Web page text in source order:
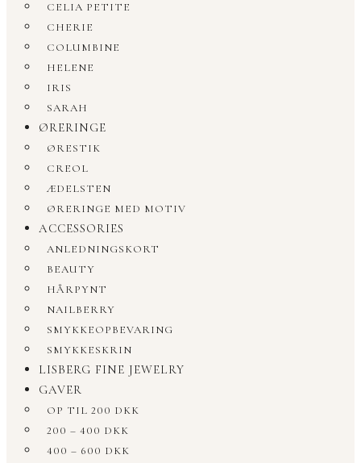
CELIA PETITE
CHERIE
COLUMBINE
HELENE
IRIS
SARAH
ØRERINGE
ØRESTIK
CREOL
ÆDELSTEN
ØRERINGE MED MOTIV
ACCESSORIES
ANLEDNINGSKORT
BEAUTY
HÅRPYNT
NAILBERRY
SMYKKEOPBEVARING
SMYKKESKRIN
LISBERG FINE JEWELRY
GAVER
OP TIL 200 DKK
200 – 400 DKK
400 – 600 DKK